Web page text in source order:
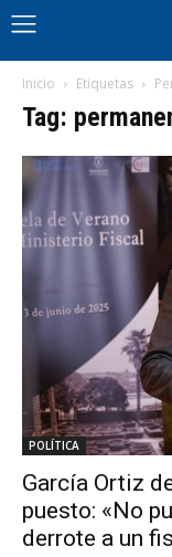
Inicio Etiquetas
Tag:
POLÍTICA
García Ortiz
puesto: «No
derrote a un